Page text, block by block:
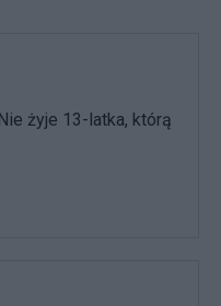
żyje 13-latka, którą